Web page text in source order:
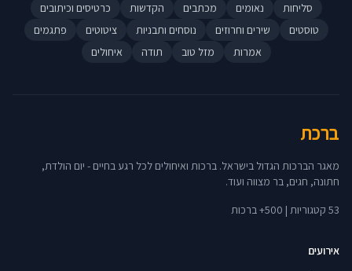
סליחות
נאומים מכתבים הקדשות
כרטיסים וכיתובים
טוסטים
שירים וחרוזים נוסחים ותבניות ציטוטים
פתגמים
אמרות
מזל טוב תודה איחולים
ברכת
מאגר הברכות הגדול בישראל. ברכות ואיחולים לכל רגע בחיים - יום הולדת,
חתונה, חגים, בר מצווה ועוד.
53 קטגוריות | 500+ ברכות
אירועים